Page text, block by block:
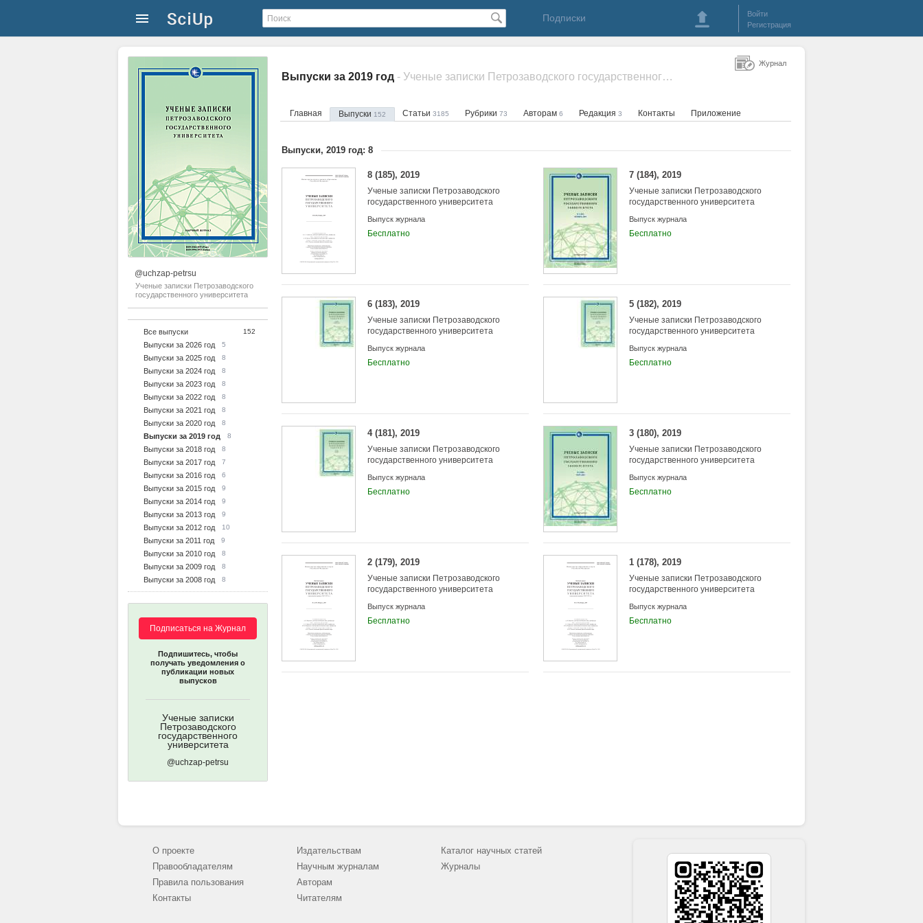
Подписки
Войти
Регистрация
@uchzap-petrsu
Ученые записки Петрозаводского
государственного университета
Все выпуски 152
Выпуски за 2026 год 5
Выпуски за 2025 год 8
Выпуски за 2024 год 8
Выпуски за 2023 год 8
Выпуски за 2022 год 8
Выпуски за 2021 год 8
Выпуски за 2020 год 8
Выпуски за 2019 год 8
Выпуски за 2018 год 8
Выпуски за 2017 год 7
Выпуски за 2016 год 6
Выпуски за 2015 год 9
Выпуски за 2014 год 9
Выпуски за 2013 год 9
Выпуски за 2012 год 10
Выпуски за 2011 год 9
Выпуски за 2010 год 8
Выпуски за 2009 год 8
Выпуски за 2008 год 8
Подписаться на Журнал
Подпишитесь, чтобы
получать уведомления о
публикации новых
выпусков
Ученые записки
Петрозаводского
государственного
университета
@uchzap-petrsu
Выпуски за 2019 год - Ученые записки Петрозаводского государственного университета
Главная Выпуски 152 Статьи 3185 Рубрики 73 Авторам 6 Редакция 3 Контакты Приложение
Выпуски, 2019 год: 8
8 (185), 2019
Ученые записки Петрозаводского
государственного университета
Выпуск журнала
Бесплатно
7 (184), 2019
Ученые записки Петрозаводского
государственного университета
Выпуск журнала
Бесплатно
6 (183), 2019
Ученые записки Петрозаводского
государственного университета
Выпуск журнала
Бесплатно
5 (182), 2019
Ученые записки Петрозаводского
государственного университета
Выпуск журнала
Бесплатно
4 (181), 2019
Ученые записки Петрозаводского
государственного университета
Выпуск журнала
Бесплатно
3 (180), 2019
Ученые записки Петрозаводского
государственного университета
Выпуск журнала
Бесплатно
2 (179), 2019
Ученые записки Петрозаводского
государственного университета
Выпуск журнала
Бесплатно
1 (178), 2019
Ученые записки Петрозаводского
государственного университета
Выпуск журнала
Бесплатно
Журнал
О проекте
Правообладателям
Правила пользования
Контакты
Издательствам
Научным журналам
Авторам
Читателям
Каталог научных статей
Журналы